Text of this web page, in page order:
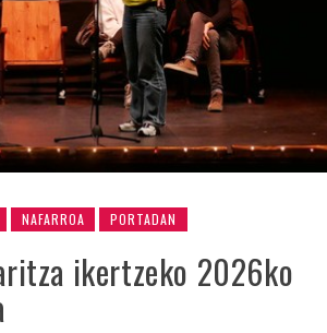
NAFARROA PORTADAN
ikertzeko 2026ko